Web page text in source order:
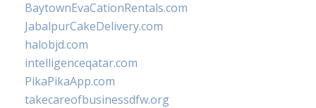
BaytownEvaCationRentals.com
JabalpurCakeDelivery.com
halobjd.com
intelligenceqatar.com
PikaPikaApp.com
takecareofbusinessdfw.org